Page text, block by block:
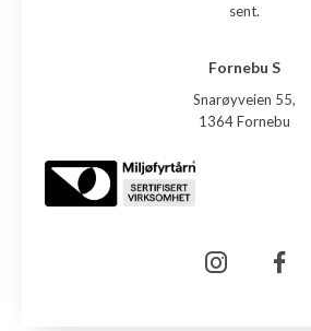
sent.
Fornebu S
Snarøyveien 55,
1364 Fornebu